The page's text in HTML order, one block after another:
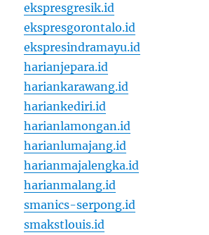
ekspresgresik.id
ekspresgorontalo.id
ekspresindramayu.id
harianjepara.id
hariankarawang.id
hariankediri.id
harianlamongan.id
harianlumajang.id
harianmajalengka.id
harianmalang.id
smanics-serpong.id
smakstlouis.id